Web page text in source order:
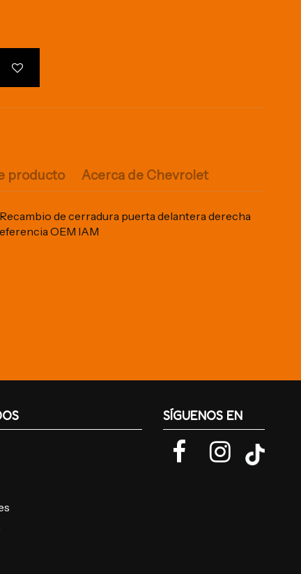
producto Acerca de Chevrolet
Recambio de cerradura puerta delantera derecha
OEM IAM
SÍGUENOS EN